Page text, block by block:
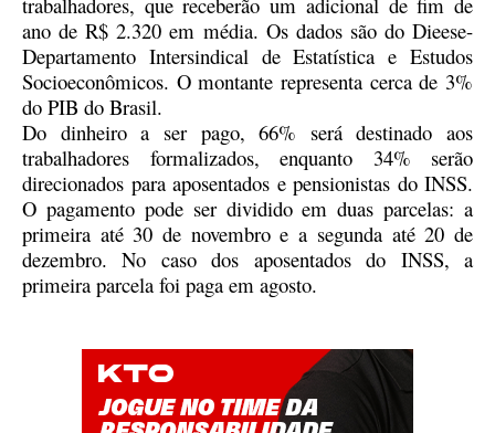
ano de R$ 2.320 em média. Os dados são do Dieese-
Departamento Intersindical de Estatística e Estudos
Socioeconômicos. O montante representa cerca de 3%
do PIB do Brasil.
Do dinheiro a ser pago, 66% será destinado aos
trabalhadores formalizados, enquanto 34% serão
direcionados para aposentados e pensionistas do INSS.
O pagamento pode ser dividido em duas parcelas: a
primeira até 30 de novembro e a segunda até 20 de
dezembro. No caso dos aposentados do INSS, a
primeira parcela foi paga em agosto.